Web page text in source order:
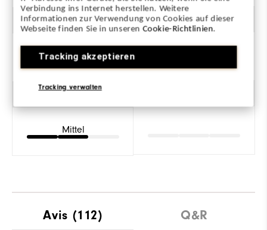
Verbindung ins Internet herstellen. Weitere
Informationen zur Verwendung von Cookies auf dieser
Webseite finden Sie in unserenCookie-Richtlinien.
Tracking akzeptieren
Tracking verwalten
Stabilität
Unterstützend
Mittel
Avis (112) Q&R